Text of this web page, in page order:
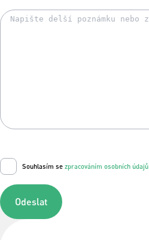
Souhlasím se zpracováním osobních údajů
Odeslat